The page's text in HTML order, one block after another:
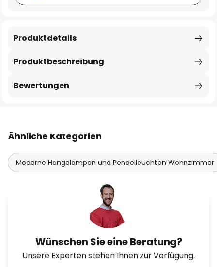
Produktbeschreibung
Produktdetails
Bewertungen
Ähnliche Kategorien
Moderne Hängelampen und Pendelleuchten Wohnzimmer
Wünschen Sie eine Beratung?
Unsere Experten stehen Ihnen zur Verfügung.